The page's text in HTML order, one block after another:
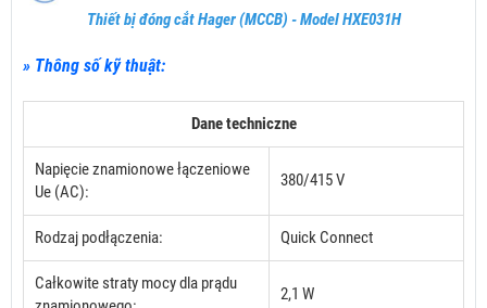
Thiết bị đóng cắt Hager (MCCB) - Model HXE031H
» Thông số kỹ thuật:
Dane techniczne
Napięcie znamionowe łączeniowe
Ue (AC):
380/415 V
Rodzaj podłączenia: Quick Connect
Całkowite straty mocy dla prądu
2,1 W